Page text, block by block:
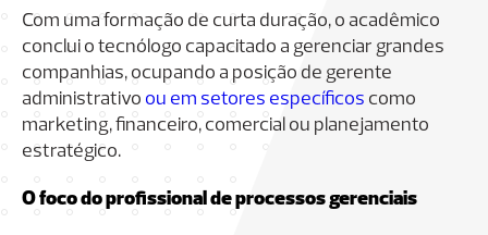
Com uma formação de curta duração, o acadêmico
conclui o tecnólogo capacitado a gerenciar grandes
companhias, ocupando a posição de gerente
administrativo ou em setores específicos como
marketing, financeiro, comercial ou planejamento
estratégico.
O foco do profissional de processos gerenciais